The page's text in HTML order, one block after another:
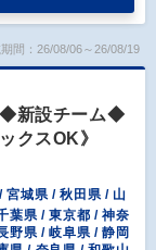
間：26/08/06～26/08/19
◆新設チーム◆
クスOK》
宮城県 / 秋田県 / 山
葉県 / 東京都 / 神奈
野県 / 岐阜県 / 静岡